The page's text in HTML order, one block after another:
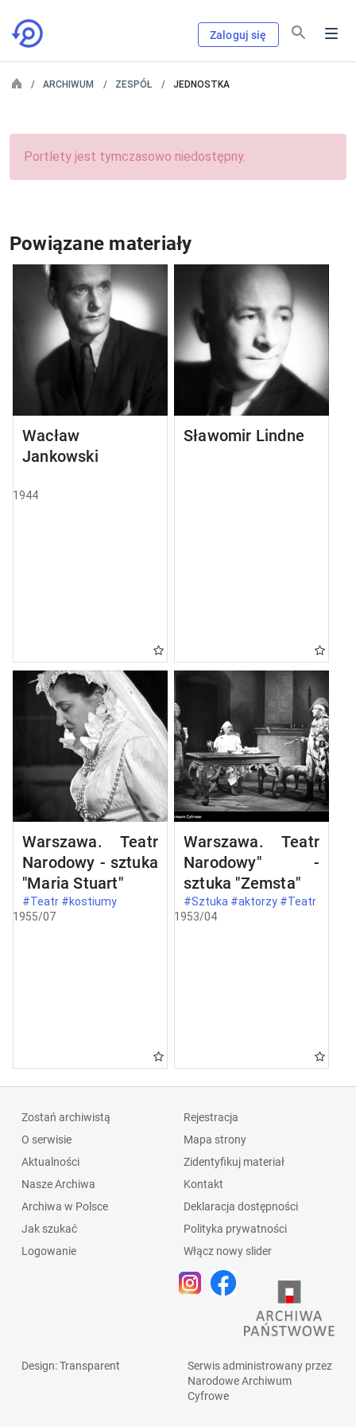
Zaloguj się
ARCHIWUM ZESPÓŁ JEDNOSTKA
Portlety jest tymczasowo niedostępny.
Powiązane materiały
Wacław
Jankowski
1944
Sławomir Lindner
Warszawa. Teatr
Narodowy - sztuka
"Maria Stuart"
#Teatr #kostiumy
1955/07
Warszawa. Teatr
Narodowy" -
sztuka "Zemsta"
#Sztuka #aktorzy #Teatr
1953/04
Zostań archiwistą
O serwisie
Aktualności
Nasze Archiwa
Archiwa w Polsce
Jak szukać
Logowanie
Rejestracja
Mapa strony
Zidentyfikuj materiał
Kontakt
Deklaracja dostępności
Polityka prywatności
Włącz nowy slider
Design: Transparent
Serwis administrowany przez
Narodowe Archiwum
Cyfrowe